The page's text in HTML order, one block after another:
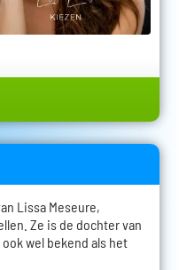
Lissa Meseure,
Ze is de dochter van
wel bekend als het